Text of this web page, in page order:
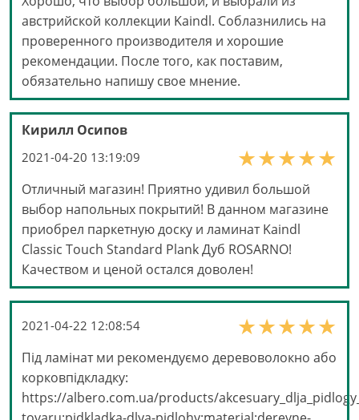
австрийской коллекции Kaindl. Соблазнились на
проверенного производителя и хорошие
рекомендации. После того, как поставим,
обязательно напишу свое мнение.
Кирилл Осипов
2021-04-20 13:19:09
Отличный магазин! Приятно удивил большой
выбор напольных покрытий! В данном магазине
приобрел паркетную доску и ламинат Kaindl
Classic Touch Standard Plank Дуб ROSARNO!
Качеством и ценой остался доволен!
2021-04-22 12:08:54
Під ламінат ми рекомендуємо деревоволокно або
корковпідкладку:
https://albero.com.ua/products/